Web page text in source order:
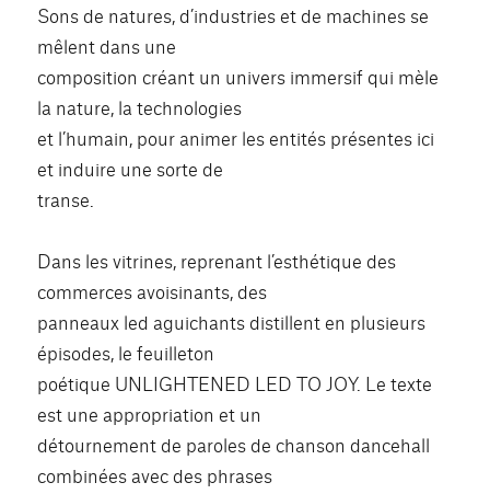
Sons de natures, d’industries et de machines se
mêlent dans une
composition créant un univers immersif qui mèle
la nature, la technologies
et l’humain, pour animer les entités présentes ici
et induire une sorte de
transe.
Dans les vitrines, reprenant l’esthétique des
commerces avoisinants, des
panneaux led aguichants distillent en plusieurs
épisodes, le feuilleton
poétique UNLIGHTENED LED TO JOY. Le texte
est une appropriation et un
détournement de paroles de chanson dancehall
combinées avec des phrases